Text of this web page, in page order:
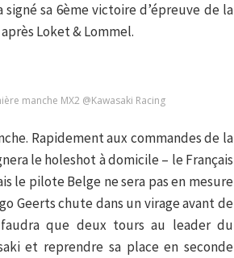
sa 6ème victoire d’épreuve de la
Loket & Lommel.
manche MX2 @Kawasaki Racing
Rapidement aux commandes de la
le holeshot à domicile – le Français
le pilote Belge ne sera pas en mesure
Geerts chute dans un virage avant de
que deux tours au leader du
et reprendre sa place en seconde